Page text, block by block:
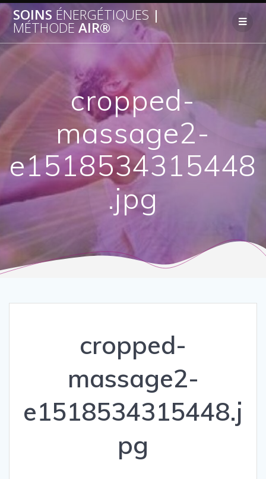
SOINS ÉNERGÉTIQUES |
MÉTHODEAIR®
cropped-
massage2-
e1518534315448
.jpg
cropped-
massage2-
e1518534315448.j
pg